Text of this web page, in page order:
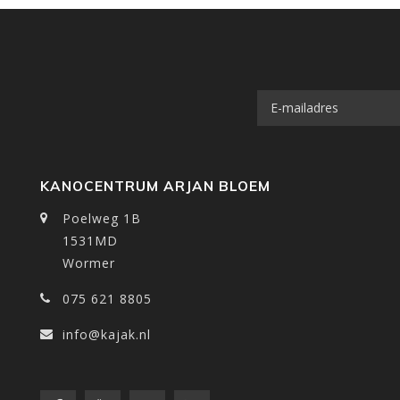
KANOCENTRUM ARJAN BLOEM
Poelweg 1B
1531MD
Wormer
075 621 8805
info@kajak.nl